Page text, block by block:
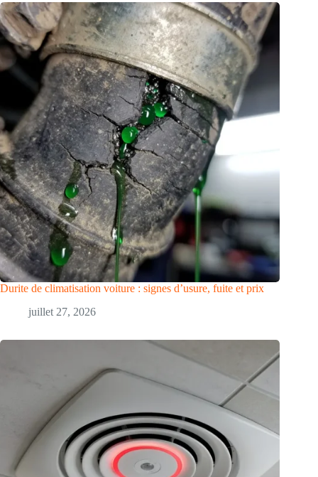
Durite de climatisation voiture : signes d’usure, fuite et prix
juillet 27, 2026